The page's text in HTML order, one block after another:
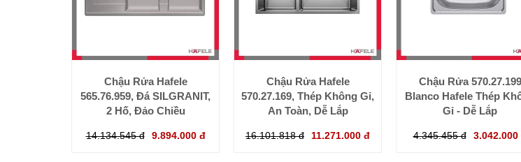
Chậu Rửa Hafele
565.76.959, Đá SILGRANIT,
2 Hố, Đảo Chiều
14.134.545 đ 9.894.000 đ
Chậu Rửa Hafele
570.27.169, Thép Không Gỉ,
An Toàn, Dễ Lắp
16.101.818 đ 11.271.000 đ
Chậu Rửa 570.27.199
Blanco Hafele Thép
Gỉ - Dễ Lắp
4.345.455 đ 3.042.000